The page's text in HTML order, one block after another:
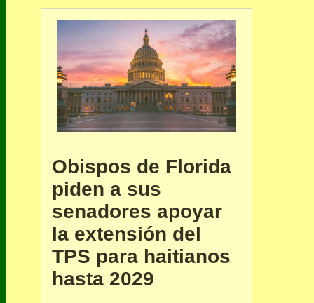
Obispos de Florida
piden a sus
senadores apoyar
la extensión del
TPS para haitianos
hasta 2029